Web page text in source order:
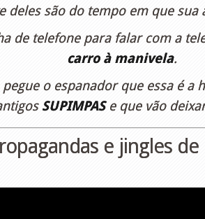
deles são do tempo em que sua
de telefone para falar com a
carro à manivela.
pegue o espanador que essa é a
SUPIMPASe que vão
e jingles de